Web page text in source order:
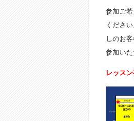
参加ご
くださ
しのお
参加いた
レッス